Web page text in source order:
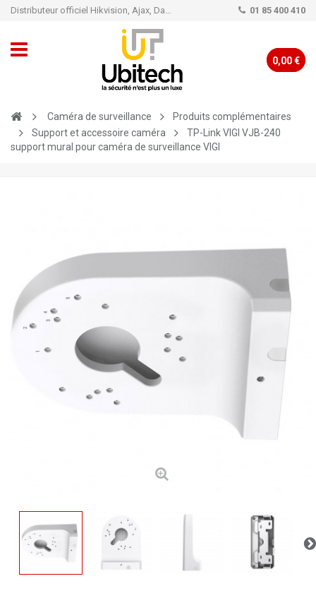
Distributeur officiel Hikvision, Ajax, Dahua, TP-Link - Caméra de vidéo surveillance - Alarme 01 85 400 410
0,00 €
Caméra de surveillance
Produits complémentaires
Support et accessoire caméra
TP-Link VIGI VJB-240
support mural pour caméra de surveillance VIGI